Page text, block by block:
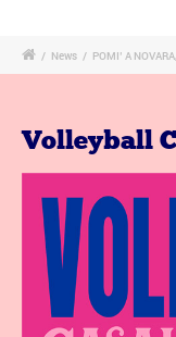
/ News / POMI’ A
Volleyball